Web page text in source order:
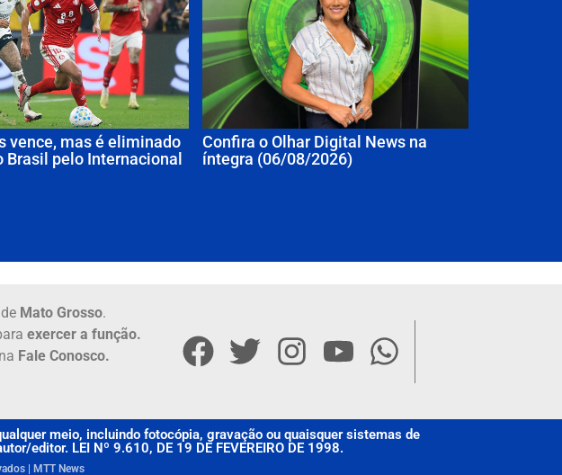
vence, mas é eliminado
Brasil pelo Internacional
Confira o Olhar Digital News na
íntegra (06/08/2026)
Mato Grosso.
exercer a função.
Fale Conosco.
meio, incluindo fotocópia, gravação ou quaisquer sistemas de
editor. LEI Nº 9.610, DE 19 DE FEVEREIRO DE 1998.
| MTT News